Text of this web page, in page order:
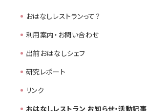
おはなしレストランって？
利用案内・お問い合わせ
出前おはなしシェフ
研究レポート
リンク
おはなしレストラン お知らせ・活動記事